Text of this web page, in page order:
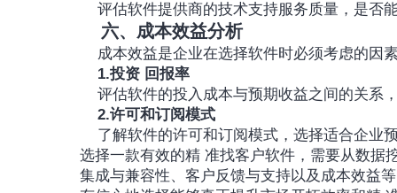
评估软件提供商的技术支持服务质量，是
六、成本效益分析
成本效益是企业在选择软件时必须考虑的因
1.投资 回报率
评估软件的投入成本与预期收益之间的关系
2.许可和订阅模式
了解软件的许可和订阅模式，选择适合企业
选择一款有效的精 准找客户软件，需要从数据
集成与兼容性、客户反馈与支持以及成本效益